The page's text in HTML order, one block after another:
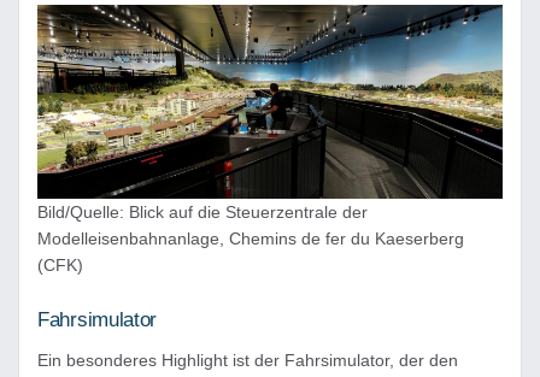
Bild/Quelle: Blick auf die Steuerzentrale der
Modelleisenbahnanlage, Chemins de fer du Kaeserberg
(CFK)
Fahrsimulator
Ein besonderes Highlight ist der Fahrsimulator, der den